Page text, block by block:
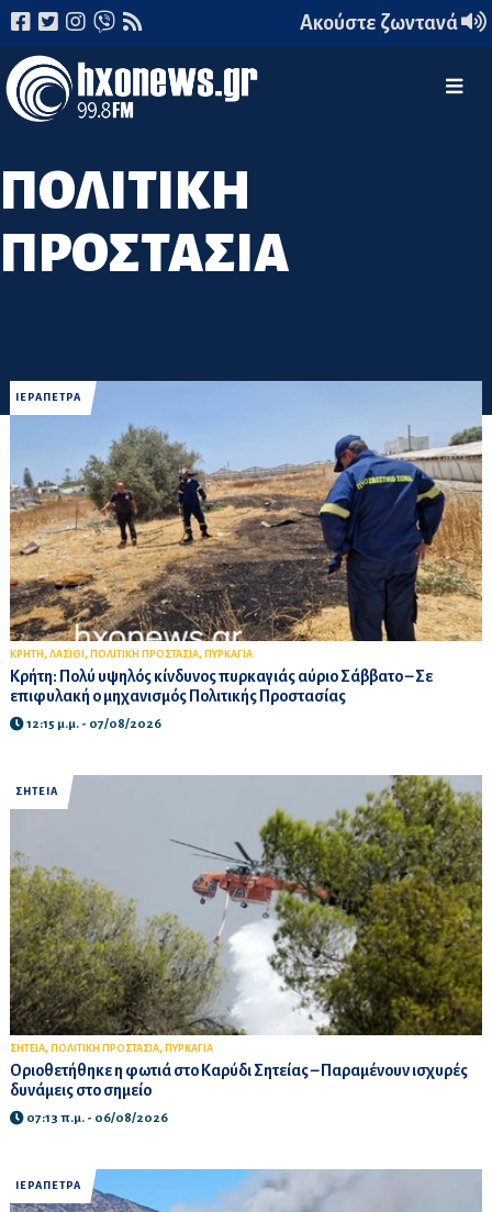
Ακούστε ζωντανά
ΠΟΛΙΤΙΚΗ
ΠΡΟΣΤΑΣΙΑ
ΙΕΡΑΠΕΤΡΑ
ΚΡΗΤΗ , ΛΑΣΙΘΙ , ΠΟΛΙΤΙΚΗ ΠΡΟΣΤΑΣΙΑ, ΠΥΡΚΑΓΙΑ
Κρήτη: Πολύ υψηλός κίνδυνος πυρκαγιάς αύριο Σάββατο – Σε
επιφυλακή ο μηχανισμός Πολιτικής Προστασίας
12:15 μ.μ. - 07/08/2026
ΣΗΤΕΙΑ
ΣΗΤΕΙΑ, ΠΟΛΙΤΙΚΗ ΠΡΟΣΤΑΣΙΑ, ΠΥΡΚΑΓΙΑ
Οριοθετήθηκε η φωτιά στο Καρύδι Σητείας – Παραμένουν ισχυρές
δυνάμεις στο σημείο
07:13 π.μ. - 06/08/2026
ΙΕΡΑΠΕΤΡΑ